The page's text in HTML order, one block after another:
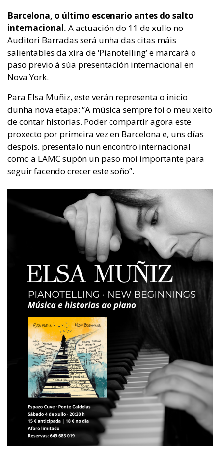
Barcelona, o último escenario antes do salto
internacional. A actuación do 11 de xullo no
Auditori Barradas será unha das citas máis
salientables da xira de ‘Pianotelling’ e marcará o
paso previo á súa presentación internacional en
Nova York.
Para Elsa Muñiz, este verán representa o inicio
dunha nova etapa: “A música sempre foi o meu xeito
de contar historias. Poder compartir agora este
proxecto por primeira vez en Barcelona e, uns días
despois, presentalo nun encontro internacional
como a LAMC supón un paso moi importante para
seguir facendo crecer este soño”.